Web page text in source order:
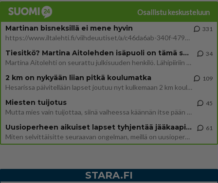
Osallistu keskusteluun
Martinan bisneksillä ei mene hyvin
https://www.iltalehti.fi/viihdeuutiset/a/c46da6ab-340f-4790-aaa7-0865eed2336 Yrityksen konkurssihakemus on tullut kärä
331
Tiesitkö? Martina Aitolehden isäpuoli on tämä suosittu laulaja
Martina Aitolehti on seurattu julkisuuden henkilö. Lähipiiriin mahtuu muitakin tunnettuja henkilöitä. Tiesitkö, että Ma
34
2 km on nykyään liian pitkä koulumatka
Hesarissa päivitellään lapset joutuu nyt kulkemaan 2 km kouluun jösses. Ruostefillarilla tuo matka menee vaikka miten äk
109
Miesten tuijotus
Mutta mies vain tuijottaa, siinä vaiheessa käännän itse pään pois. Mikä juttu? Yleensä jos joku tuijottaa tai katsoo, hä
45
Uusioperheen aikuiset lapset tyhjentää jääkaapin käydessään
Miten selvittäisitte seuraavan ongelman, meillä on uusioperhe, minulla teini-ikäiset lapset ja puolisolla aikuiset, jotk
61
STARA.FI